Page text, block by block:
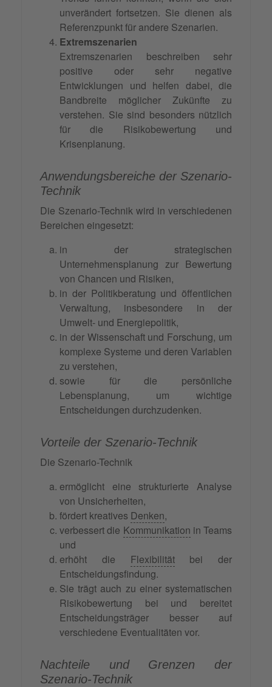
unverändert fortsetzen. Sie dienen als
Referenzpunkt für andere Szenarien.
Extremszenarien
Extremszenarien beschreiben sehr
positive oder sehr negative
Entwicklungen und helfen dabei, die
Bandbreite möglicher Zukünfte zu
verstehen. Sie sind besonders nützlich
für die Risikobewertung und
Krisenplanung.
Anwendungsbereiche der Szenario-
Technik
Die Szenario-Technik wird in verschiedenen
Bereichen eingesetzt:
in der strategischen
Unternehmensplanung zur Bewertung
von Chancen und Risiken,
in der Politikberatung und öffentlichen
Verwaltung, insbesondere in der
Umwelt- und Energiepolitik,
in der Wissenschaft und Forschung, um
komplexe Systeme und deren Variablen
zu verstehen,
sowie für die persönliche
Lebensplanung, um wichtige
Entscheidungen durchzudenken.
Vorteile der Szenario-Technik
Die Szenario-Technik
ermöglicht eine strukturierte Analyse
von Unsicherheiten,
fördert kreatives Denken,
verbessert die Kommunikation in Teams
und
erhöht die Flexibilitätbei der
Entscheidungsfindung.
Sie trägt auch zu einer systematischen
Risikobewertung bei und bereitet
Entscheidungsträger besser auf
verschiedene Eventualitäten vor.
Nachteile und Grenzen der
Szenario-Technik